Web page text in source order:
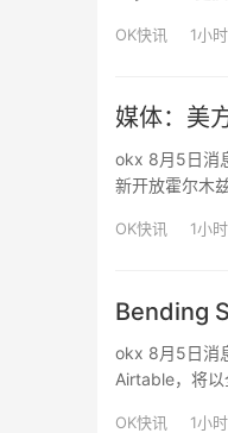
OK快讯 1小
媒体：美
okx 8月5日消
新开放霍尔木
OK快讯 1小
Bending
okx 8月5日消
Airtable，将
OK快讯 1小